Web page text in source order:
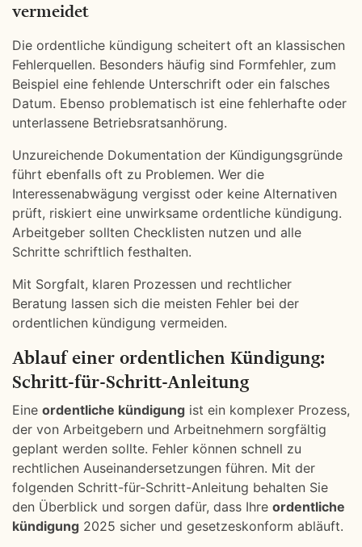
vermeidet
Die ordentliche kündigung scheitert oft an klassischen
Fehlerquellen. Besonders häufig sind Formfehler, zum
Beispiel eine fehlende Unterschrift oder ein falsches
Datum. Ebenso problematisch ist eine fehlerhafte oder
unterlassene Betriebsratsanhörung.
Unzureichende Dokumentation der Kündigungsgründe
führt ebenfalls oft zu Problemen. Wer die
Interessenabwägung vergisst oder keine Alternativen
prüft, riskiert eine unwirksame ordentliche kündigung.
Arbeitgeber sollten Checklisten nutzen und alle
Schritte schriftlich festhalten.
Mit Sorgfalt, klaren Prozessen und rechtlicher
Beratung lassen sich die meisten Fehler bei der
ordentlichen kündigung vermeiden.
Ablauf einer ordentlichen Kündigung:
Schritt-für-Schritt-Anleitung
Eine ordentliche kündigung ist ein komplexer Prozess,
der von Arbeitgebern und Arbeitnehmern sorgfältig
geplant werden sollte. Fehler können schnell zu
rechtlichen Auseinandersetzungen führen. Mit der
folgenden Schritt-für-Schritt-Anleitung behalten Sie
den Überblick und sorgen dafür, dass Ihre ordentliche
kündigung 2025 sicher und gesetzeskonform abläuft.